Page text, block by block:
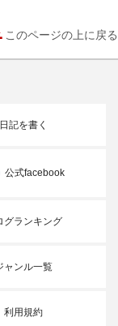
このページの上に戻る
日記を書く
公式facebook
グランキング
ャンル一覧
利用規約